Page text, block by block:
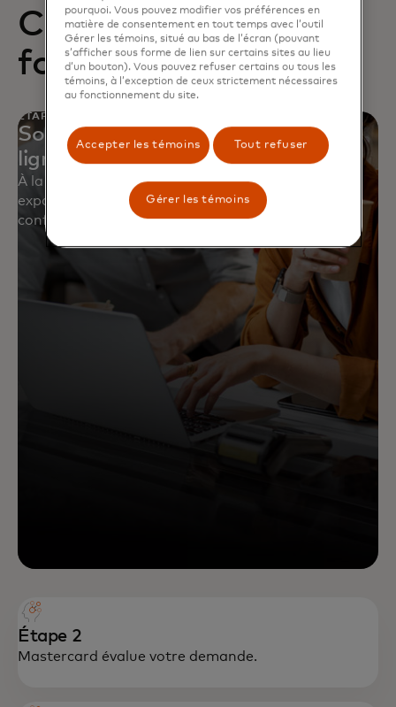
Comment cela
fonctionne
ÉTAPE 1
Soumettez votre candidature en
ligne
À la recherche d’une échelle mondiale, d’une
expansion accélérée et d’un partenaire de
confiance pour vous aider à vous développer?
Étape 2
Mastercard évalue votre demande.
pourquoi. Vous pouvez modifier vos préférences en
matière de consentement en tout temps avec l’outil
Gérer les témoins, situé au bas de l’écran (pouvant
s’afficher sous forme de lien sur certains sites au lieu
d’un bouton). Vous pouvez refuser certains ou tous les
témoins, à l’exception de ceux strictement nécessaires
au fonctionnement du site.
Accepter les témoins Tout refuser
Gérer les témoins